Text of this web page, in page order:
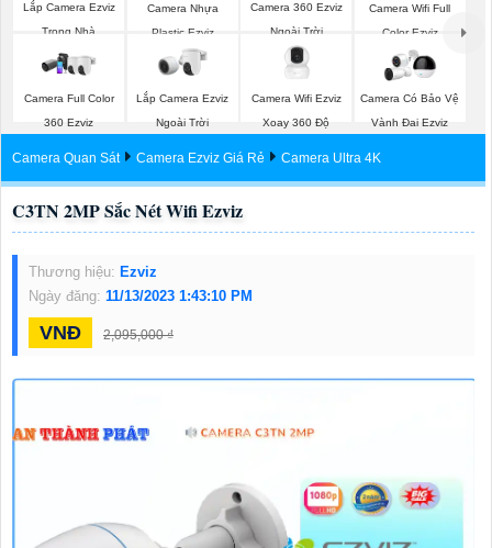
Lắp Camera Ezviz
Trong Nhà
Camera Nhựa
Plastic Ezviz
Camera 360 Ezviz
Ngoài Trời
Camera Wifi Full
Color Ezviz
Camera Full Color
360 Ezviz
Lắp Camera Ezviz
Ngoài Trời
Camera Wifi Ezviz
Xoay 360 Độ
Camera Có Bảo Vệ
Vành Đai Ezviz
Camera Quan Sát Camera Ezviz Giá Rẻ Camera Ultra 4K
C3TN 2MP Sắc Nét Wifi Ezviz
Thương hiệu: Ezviz
Ngày đăng: 11/13/2023 1:43:10 PM
VNĐ 2,095,000 ₫